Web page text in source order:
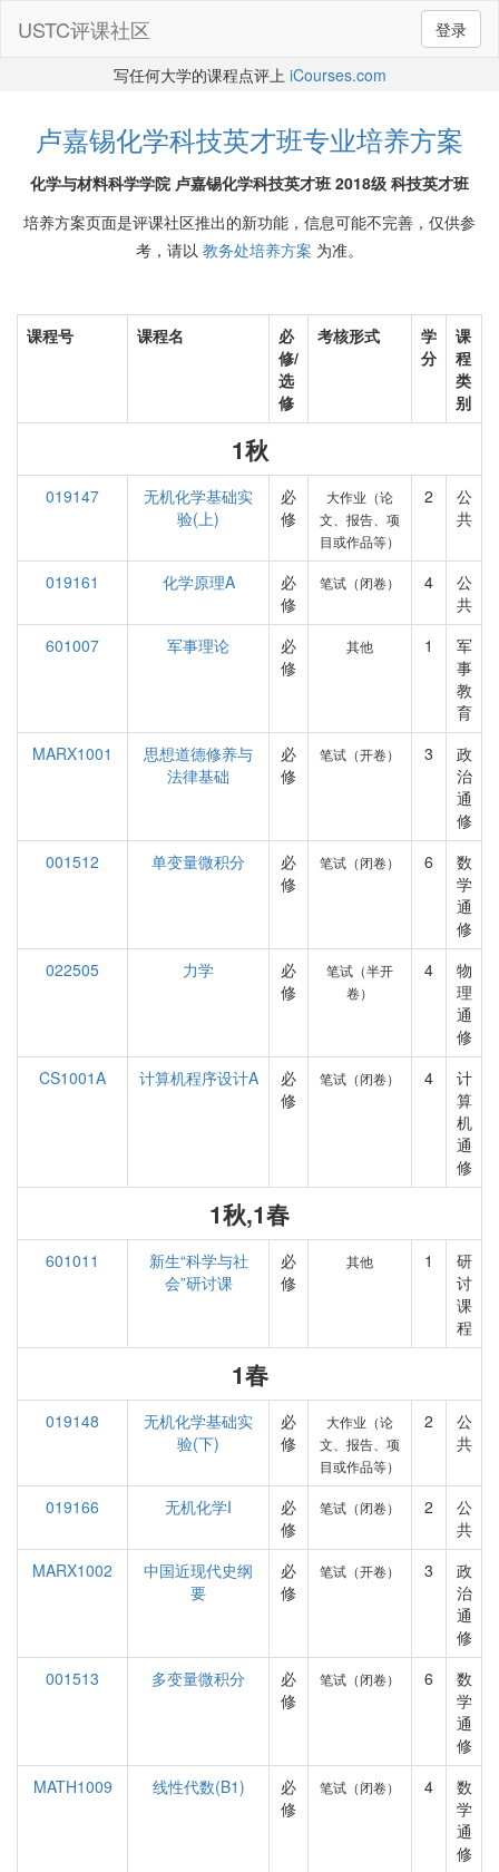
登录
USTC评课社区
写任何大学的课程点评上 iCourses.com
卢嘉锡化学科技英才班专业培养方案
化学与材料科学学院 卢嘉锡化学科技英才班 2018级 科技英才班
培养方案页面是评课社区推出的新功能，信息可能不完善，仅供参
考，请以 教务处培养方案 为准。
课程号 课程名
必
修/
选
修
考核形式
学
分
课
程
类
别
1秋
019147
无机化学基础实
验(上)
必
修
大作业（论
文、报告、项
目或作品等）
2
公
共
019161 化学原理A
必
修
笔试（闭卷） 4
公
共
601007
军事理论
必
修
其他 1
军
事
教
育
MARX1001
思想道德修养与
法律基础
必
修
笔试（开卷） 3
政
治
通
修
001512
单变量微积分
必
修
笔试（闭卷） 6
数
学
通
修
022505
力学
必
修
笔试（半开
卷）
4
物
理
通
修
CS1001A
计算机程序设计A
必
修
笔试（闭卷） 4
计
算
机
通
修
1秋,1春
601011
新生“科学与社
会”研讨课
必
修
其他 1
研
讨
课
程
1春
019148
无机化学基础实
验(下)
必
修
大作业（论
文、报告、项
目或作品等）
2
公
共
019166 无机化学I
必
修
笔试（闭卷） 2
公
共
MARX1002
中国近现代史纲
要
必
修
笔试（开卷） 3
政
治
通
修
001513
多变量微积分
必
修
笔试（闭卷） 6
数
学
通
修
MATH1009
线性代数(B1)
必
修
笔试（闭卷） 4
数
学
通
修